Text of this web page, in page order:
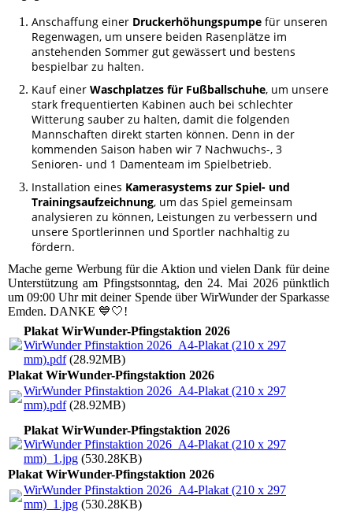
Anschaffung einer Druckerhöhungspumpe für unseren
Regenwagen, um unsere beiden Rasenplätze im
anstehenden Sommer gut gewässert und bestens
bespielbar zu halten.
Kauf einer Waschplatzes für Fußballschuhe, um unsere
stark frequentierten Kabinen auch bei schlechter
Witterung sauber zu halten, damit die folgenden
Mannschaften direkt starten können. Denn in der
kommenden Saison haben wir 7 Nachwuchs-, 3
Senioren- und 1 Damenteam im Spielbetrieb.
Installation eines Kamerasystems zur Spiel- und
Trainingsaufzeichnung, um das Spiel gemeinsam
analysieren zu können, Leistungen zu verbessern und
unsere Sportlerinnen und Sportler nachhaltig zu
fördern.
Mache gerne Werbung für die Aktion und vielen Dank für deine
Unterstützung am Pfingstsonntag, den 24. Mai 2026 pünktlich
um 09:00 Uhr mit deiner Spende über WirWunder der Sparkasse
Emden. DANKE 💙🤍!
Plakat WirWunder-Pfingstaktion 2026
WirWunder Pfinstaktion 2026_A4-Plakat (210 x 297
mm).pdf(28.92MB)
Plakat WirWunder-Pfingstaktion 2026
WirWunder Pfinstaktion 2026_A4-Plakat (210 x 297
mm).pdf(28.92MB)
Plakat WirWunder-Pfingstaktion 2026
WirWunder Pfinstaktion 2026_A4-Plakat (210 x 297
mm)_1.jpg (530.28KB)
Plakat WirWunder-Pfingstaktion 2026
WirWunder Pfinstaktion 2026_A4-Plakat (210 x 297
mm)_1.jpg (530.28KB)